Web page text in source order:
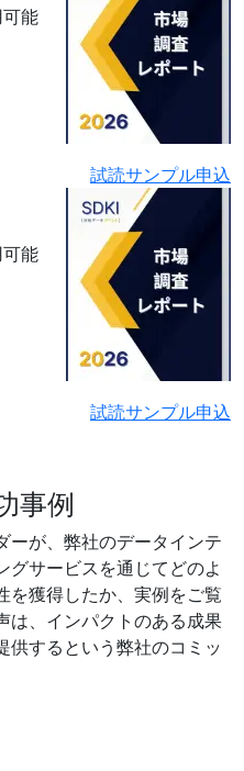
能
試読サンプル申込
能
試読サンプル申込
事例
ーが、弊社のデータインテ
グサービスを通じてどのよ
を獲得したか、実例をご覧
は、インパクトのある成果
供するという弊社のコミッ